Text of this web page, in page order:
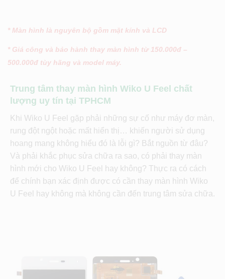
* Màn hình là nguyên bộ gồm mặt kính và LCD
* Giá công và bảo hành thay màn hình từ 150.000đ –
500.000đ tùy hãng và model máy.
Trung tâm thay màn hình Wiko U Feel chất
lượng uy tín tại TPHCM
Khi Wiko U Feel gặp phải những sự cố như máy đơ màn,
rung đột ngột hoặc mất hiển thị… khiến người sử dụng
hoang mang không hiểu đó là lỗi gì? Bắt nguồn từ đâu?
Và phải khắc phục sửa chữa ra sao, có phải thay màn
hình mới cho Wiko U Feel hay không? Thực ra có cách
để chính bạn xác định được có cần thay màn hình Wiko
U Feel hay không mà không cần đến trung tâm sửa chữa.